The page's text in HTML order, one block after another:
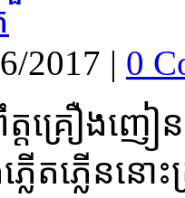
2017 | 0
ត្ត​គ្រឿងញ
តភ្លើន​នោះ​